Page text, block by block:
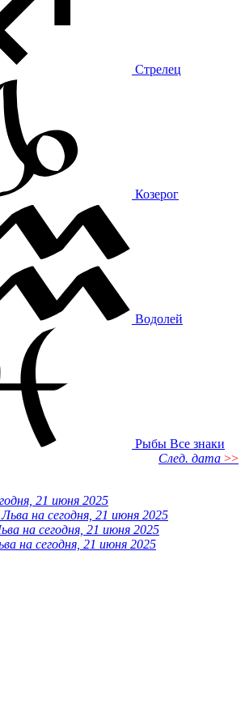
Стрелец
Козерог
Водолей
Рыбы Все знаки
След. дата >>
21 июня 2025
на сегодня, 21 июня 2025
на сегодня, 21 июня 2025
на сегодня, 21 июня 2025